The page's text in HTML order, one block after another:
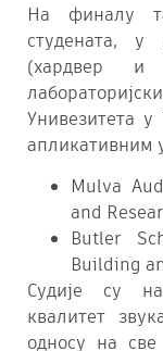
На финалу
студената, у
(хардвер и
Унивезитета
апликативним
Mulva
and
Butler
Building
Судије су
квалитет
односу на